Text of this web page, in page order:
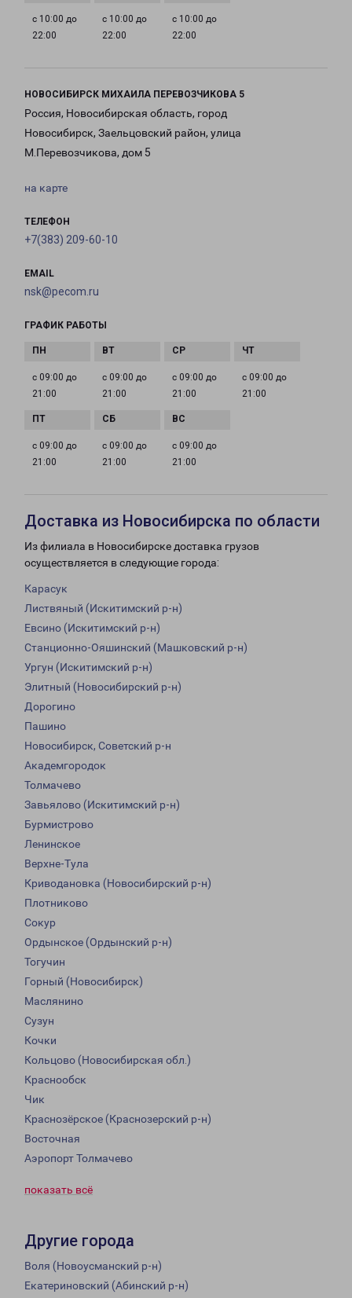
с 10:00 до
22:00
с 10:00 до
22:00
с 10:00 до
22:00
НОВОСИБИРСК МИХАИЛА ПЕРЕВОЗЧИКОВА 5
Россия, Новосибирская область, город
Новосибирск, Заельцовский район, улица
М.Перевозчикова, дом 5
на карте
ТЕЛЕФОН
+7(383) 209-60-10
EMAIL
nsk@pecom.ru
ГРАФИК РАБОТЫ
с 09:00 до
21:00
с 09:00 до
21:00
с 09:00 до
21:00
с 09:00 до
21:00
с 09:00 до
21:00
с 09:00 до
21:00
с 09:00 до
21:00
Доставка из Новосибирска по области
Из филиала в Новосибирске доставка грузов
осуществляется в следующие города:
Карасук
Листвяный (Искитимский р-н)
Евсино (Искитимский р-н)
Станционно-Ояшинский (Машковский р-н)
Ургун (Искитимский р-н)
Элитный (Новосибирский р-н)
Дорогино
Пашино
Новосибирск, Советский р-н
Академгородок
Толмачево
Завьялово (Искитимский р-н)
Бурмистрово
Ленинское
Верхне-Тула
Криводановка (Новосибирский р-н)
Плотниково
Сокур
Ордынское (Ордынский р-н)
Тогучин
Горный (Новосибирск)
Маслянино
Сузун
Кочки
Кольцово (Новосибирская обл.)
Краснообск
Чик
Краснозёрское (Краснозерский р-н)
Восточная
Аэропорт Толмачево
показать всё
Другие города
Воля (Новоусманский р-н)
Екатериновский (Абинский р-н)